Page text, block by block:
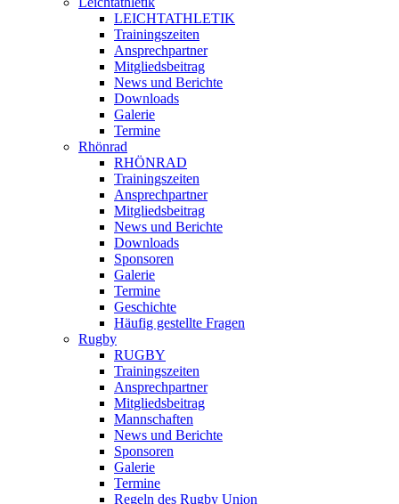
LEICHTATHLETIK
Trainingszeiten
Ansprechpartner
Mitgliedsbeitrag
News und Berichte
Downloads
Galerie
Termine
Rhönrad
RHÖNRAD
Trainingszeiten
Ansprechpartner
Mitgliedsbeitrag
News und Berichte
Downloads
Sponsoren
Galerie
Termine
Geschichte
Häufig gestellte Fragen
Rugby
RUGBY
Trainingszeiten
Ansprechpartner
Mitgliedsbeitrag
Mannschaften
News und Berichte
Sponsoren
Galerie
Termine
Regeln des Rugby Union